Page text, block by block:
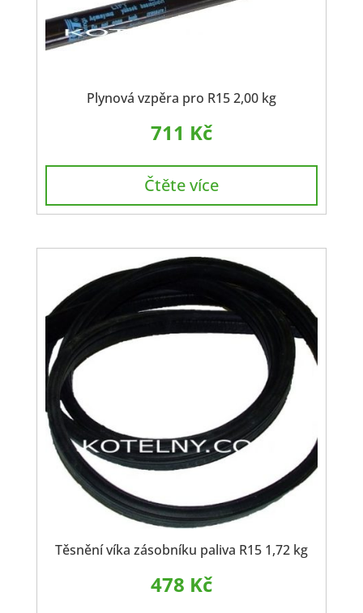
Plynová vzpěra pro R15 2,00 kg
711 Kč
Čtěte více
Těsnění víka zásobníku paliva R15 1,72 kg
478 Kč